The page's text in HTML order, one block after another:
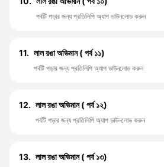
পর্বটি পড়ার জন্য প্রতিলিপি অ্যাপ ডাউনলোড করুন
11. লাল রঙা অভিমান ( পর্ব ১১)
পর্বটি পড়ার জন্য প্রতিলিপি অ্যাপ ডাউনলোড করুন
12. লাল রঙা অভিমান ( পর্ব ১২)
পর্বটি পড়ার জন্য প্রতিলিপি অ্যাপ ডাউনলোড করুন
13. লাল রঙা অভিমান ( পর্ব ১৩)